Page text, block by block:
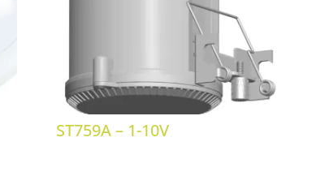
ST759A – 1-10V